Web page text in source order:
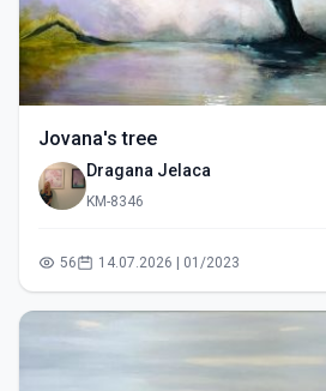
Jovana's tree
Dragana Jelaca
KM-8346
56 14.07.2026 | 01/2023